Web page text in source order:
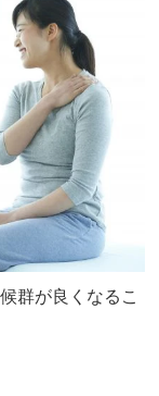
群が良くなるこ